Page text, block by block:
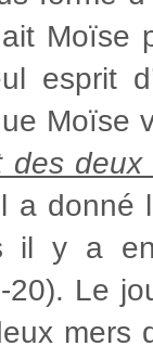
Moïse
esprit
des
a donné
il y a
Le
mers